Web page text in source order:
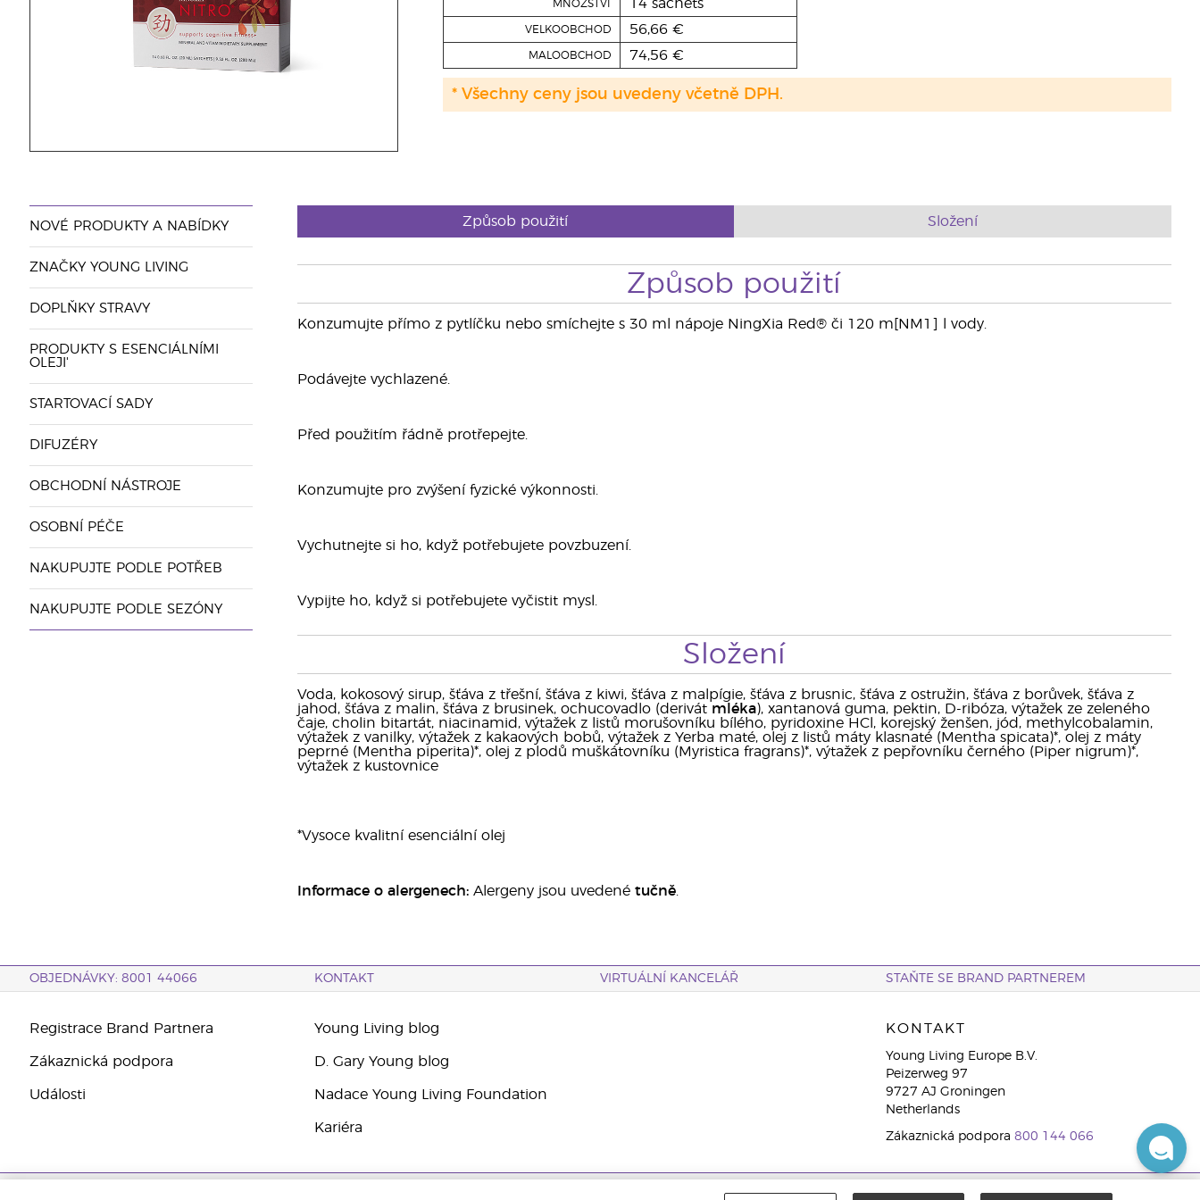
MNOŽSTVÍ 14 sachets
VELKOOBCHOD 56,66 €
MALOOBCHOD 74,56 €
* Všechny ceny jsou uvedeny včetně DPH.
NOVÉ PRODUKTY A NABÍDKY
ZNAČKY YOUNG LIVING
DOPLŇKY STRAVY
PRODUKTY S ESENCIÁLNÍMI
OLEJI'
STARTOVACÍ SADY
DIFUZÉRY
OBCHODNÍ NÁSTROJE
OSOBNÍ PÉČE
NAKUPUJTE PODLE POTŘEB
NAKUPUJTE PODLE SEZÓNY
Způsob použití Složení
Způsob použití
Konzumujte přímo z pytlíčku nebo smíchejte s 30 ml nápoje NingXia Red® či 120 m[NM1] l vody.
Podávejte vychlazené.
Před použitím řádně protřepejte.
Konzumujte pro zvýšení fyzické výkonnosti.
Vychutnejte si ho, když potřebujete povzbuzení.
Vypijte ho, když si potřebujete vyčistit mysl.
Složení
Voda, kokosový sirup, šťáva z třešní, šťáva z kiwi, šťáva z malpígie, šťáva z brusnic, šťáva z ostružin, šťáva z borůvek, šťáva z
jahod, šťáva z malin, šťáva z brusinek, ochucovadlo (derivát mléka), xantanová guma, pektin, D-ribóza, výtažek ze zeleného
čaje, cholin bitartát, niacinamid, výtažek z listů morušovníku bílého, pyridoxine HCl, korejský ženšen, jód, methylcobalamin,
výtažek z vanilky, výtažek z kakaových bobů, výtažek z Yerba maté, olej z listů máty klasnaté (Mentha spicata)*, olej z máty
peprné (Mentha piperita)*, olej z plodů muškátovníku (Myristica fragrans)*, výtažek z pepřovníku černého (Piper nigrum)*,
výtažek z kustovnice
*Vysoce kvalitní esenciální olej
Informace o alergenech:Alergeny jsou uvedené tučně.
OBJEDNÁVKY: 8001 44066 KONTAKT VIRTUÁLNÍ KANCELÁŘ STAŇTE SE BRAND PARTNEREM
Registrace Brand Partnera
Zákaznická podpora
Události
Young Living blog
D. Gary Young blog
Nadace Young Living Foundation
Kariéra
KONTAKT
Young Living Europe B.V.
Peizerweg 97
9727 AJ Groningen
Netherlands
Zákaznická podpora 800 144 066